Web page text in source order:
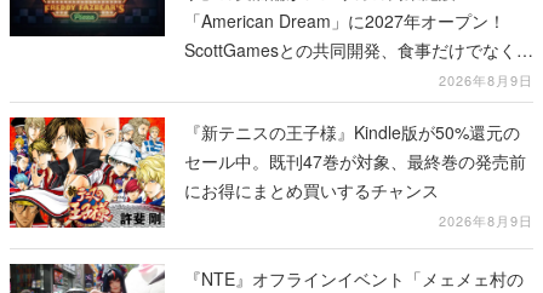
「American Dream」に2027年オープン！
ScottGamesとの共同開発、食事だけでなくス
テージショーや没入型のホラー体験も楽しめ
る
2026年8月9日
『新テニスの王子様』Kindle版が50%還元の
セール中。既刊47巻が対象、最終巻の発売前
にお得にまとめ買いするチャンス
2026年8月9日
『NTE』オフラインイベント「メェメェ村の